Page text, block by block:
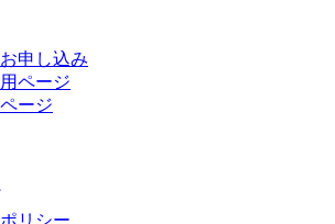
申し込み
ページ
ージ